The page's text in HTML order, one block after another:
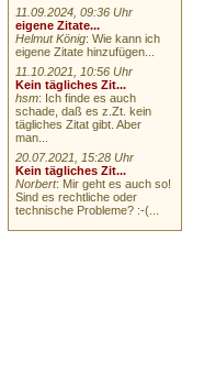
11.09.2024, 09:36 Uhr
eigene Zitate...
Helmut König: Wie kann ich
eigene Zitate hinzufügen...
11.10.2021, 10:56 Uhr
Kein tägliches Zit...
hsm: Ich finde es auch
schade, daß es z.Zt. kein
tägliches Zitat gibt. Aber
man...
20.07.2021, 15:28 Uhr
Kein tägliches Zit...
Norbert: Mir geht es auch so!
Sind es rechtliche oder
technische Probleme? :-(...